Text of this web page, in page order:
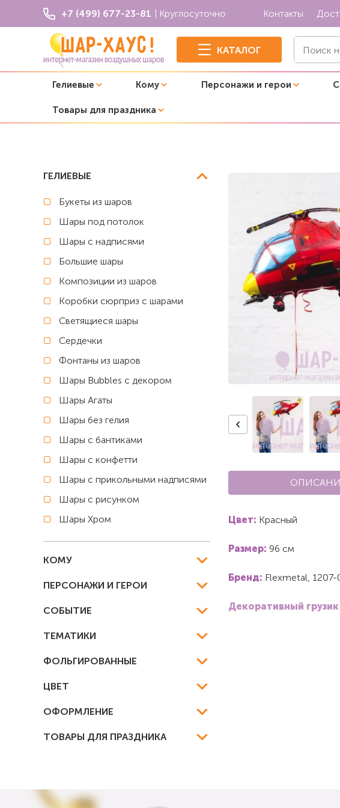
+7 (499) 677-23-81 | Круглосуточно Контакты
КАТАЛОГ
Гелиевые Кому Персонажи и герои
Товары для праздника
Фольгированные фигуры
ГЕЛИЕВЫЕ
Букеты из шаров
Шары под потолок
Шары с надписями
Большие шары
Композиции из шаров
Коробки сюрприз с шарами
Светящиеся шары
Сердечки
Фонтаны из шаров
Шары Bubbles с декором
Шары Агаты
Шары без гелия
Шары с бантиками
Шары с конфетти
Шары с прикольными надписями
Шары с рисунком
Шары Хром
КОМУ
ПЕРСОНАЖИ И ГЕРОИ
СОБЫТИЕ
ТЕМАТИКИ
ФОЛЬГИРОВАННЫЕ
ЦВЕТ
ОФОРМЛЕНИЕ
ТОВАРЫ ДЛЯ ПРАЗДНИКА
Цвет: Красный
Размер: 96 см
Бренд: Flexmetal, 1207-
Декоративный